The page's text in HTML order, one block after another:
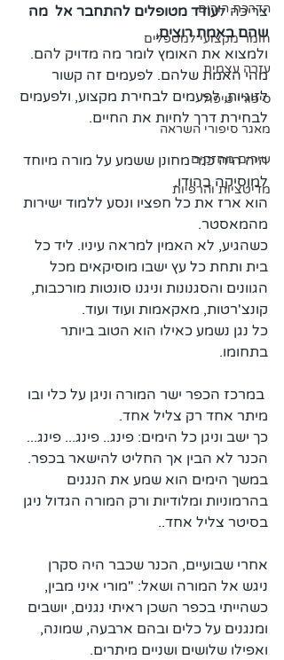
הדרכת הורים
חומר מקצועי למטפלים
עזרה עצמית
סיפורי טיפול
מאגר סיפורי השראה
שירים מחזקים
מדיטציות והרפיות
צריכה לעודד מטופלים להתחבר אל  מה
שהם באמת רוצים,
ולמצוא את האומץ לומר מה מדויק להם.
מהי האמת שלהם. לפעמים זה קשור
לזוגיות, לפעמים לבחירת מקצוע, ולפעמים
לבחירת דרך לחיות את החיים.
היה היה כנר מחונן ששמע על מורה מיוחד
למוסיקה בהודו.
הוא ארז את כל חפציו ונסע ללמוד ישירות
מהמאסטר.
כשהגיע, לא האמין למראה עיניו. ליד כל
בית ותחת כל עץ ישבו מוסיקאים מכל
הגוונים והסגנונות וניגנו סונטות מורכבות,
קונצ'רטות, מאקאמות ועוד ועוד.
כל נגן נשמע כאילו הוא הטוב ביותר
בתחומו.
במרכז הכפר ישר המורה וניגן על כלי ובו
מיתר אחד רק צליל אחד.
כך ישב וניגן כל הימים: פינג.. פינג... פינג...
הכנר לא הבין אך החליט להישאר בכפר.
במשך הימים הוא שמע את הנגנים
בהרמוניות ומלודיות ורק המורה הגדול ניגן
בסיטר צליל אחד..
אחרי שבועיים, הכנר שכבר היה סקרן
ניגש אל המורה ושאל: "מורי איני מבין,
כשהייתי בכפר השכן ראיתי נגנים, יושבים
ומנגנים על כלים ובהם ארבעה, שמונה,
ואפילו שלושים ושניים מיתרים.